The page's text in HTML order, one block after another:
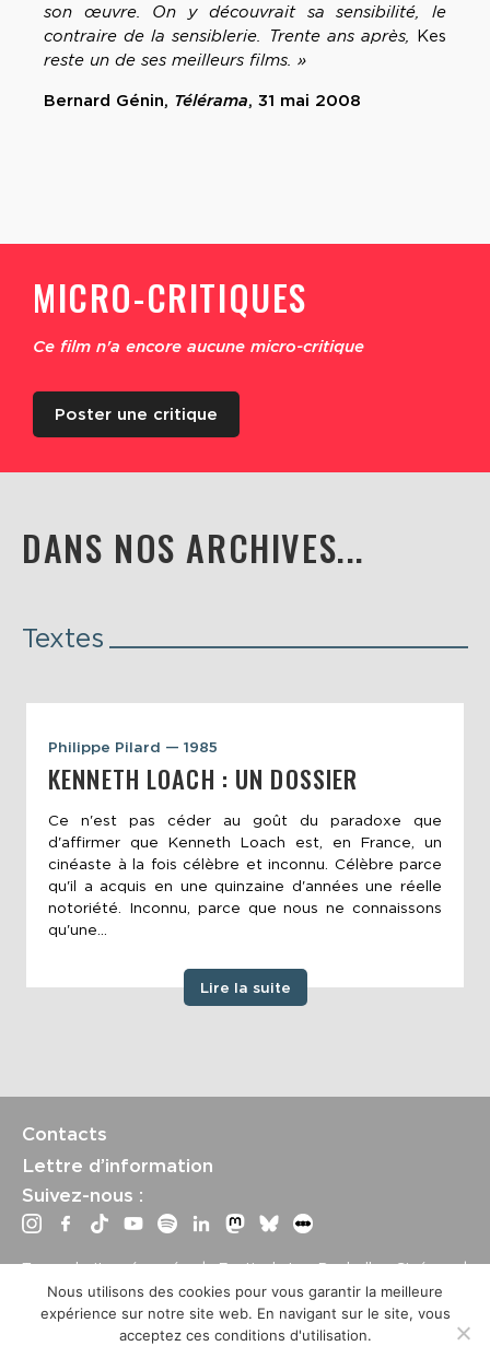
son œuvre. On y découvrait sa sensibilité, le
contraire de la sensiblerie. Trente ans après,
Kes
reste un de ses meilleurs films. »
Bernard Génin, Télérama, 31 mai 2008
MICRO-CRITIQUES
Ce film n'a encore aucune micro-critique
Poster une critique
DANS NOS ARCHIVES...
Textes
Philippe Pilard — 1985
KENNETH LOACH : UN DOSSIER
Ce n'est pas céder au goût du paradoxe que
d'affirmer que Kenneth Loach est, en France, un
cinéaste à la fois célèbre et inconnu. Célèbre parce
qu'il a acquis en une quinzaine d'années une réelle
notoriété. Inconnu, parce que nous ne connaissons
qu'une...
Lire la suite
Contacts
Lettre d’information
Suivez-nous :
Tous droits réservés | Festival La Rochelle Cinéma |
International Film Festival – Mentions légales –Conditions
générales de vente
Crédits site : Marine Breton, design ;Etienne Delcambre,
Nous utilisons des cookies pour vous garantir la meilleure
expérience sur notre site web. En navigant sur le site, vous
acceptez ces conditions d'utilisation.